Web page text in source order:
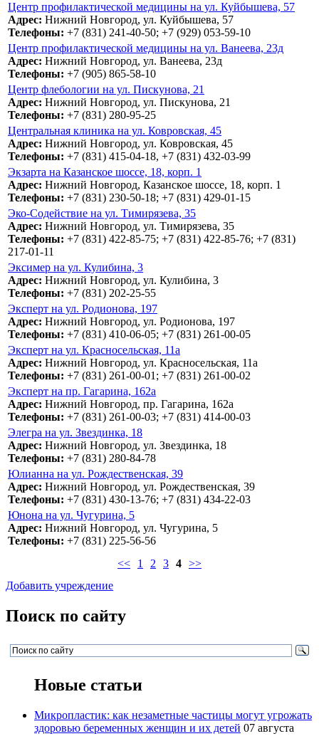
Центр профилактической медицины на ул. Куйбышева, 57
Адрес: Нижний Новгород, ул. Куйбышева, 57
Телефоны: +7 (831) 241-40-50; +7 (929) 053-59-10
Центр профилактической медицины на ул. Ванеева, 23д
Адрес: Нижний Новгород, ул. Ванеева, 23д
Телефоны: +7 (905) 865-58-10
Центр флебологии на ул. Пискунова, 21
Адрес: Нижний Новгород, ул. Пискунова, 21
Телефоны: +7 (831) 280-95-25
Центральная клиника на ул. Ковровская, 45
Адрес: Нижний Новгород, ул. Ковровская, 45
Телефоны: +7 (831) 415-04-18, +7 (831) 432-03-99
Экзарта на Казанское шоссе, 18, корп. 1
Адрес: Нижний Новгород, Казанское шоссе, 18, корп. 1
Телефоны: +7 (831) 230-50-18; +7 (831) 429-01-15
Эко-Содействие на ул. Тимирязева, 35
Адрес: Нижний Новгород, ул. Тимирязева, 35
Телефоны: +7 (831) 422-85-75; +7 (831) 422-85-76; +7 (831)
217-01-11
Эксимер на ул. Кулибина, 3
Адрес: Нижний Новгород, ул. Кулибина, 3
Телефоны: +7 (831) 202-25-55
Эксперт на ул. Родионова, 197
Адрес: Нижний Новгород, ул. Родионова, 197
Телефоны: +7 (831) 410-06-05; +7 (831) 261-00-05
Эксперт на ул. Красносельская, 11а
Адрес: Нижний Новгород, ул. Красносельская, 11а
Телефоны: +7 (831) 261-00-01; +7 (831) 261-00-02
Эксперт на пр. Гагарина, 162а
Адрес: Нижний Новгород, пр. Гагарина, 162а
Телефоны: +7 (831) 261-00-03; +7 (831) 414-00-03
Элегра на ул. Звездинка, 18
Адрес: Нижний Новгород, ул. Звездинка, 18
Телефоны: +7 (831) 280-84-78
Юлианна на ул. Рождественская, 39
Адрес: Нижний Новгород, ул. Рождественская, 39
Телефоны: +7 (831) 430-13-76; +7 (831) 434-22-03
Юнона на ул. Чугурина, 5
Адрес: Нижний Новгород, ул. Чугурина, 5
Телефоны: +7 (831) 225-56-56
<<
1 2 3 4 >>
Добавить учреждение
Поиск по сайту
Новые статьи
Микропластик: как незаметные частицы могут угрожать
здоровью беременных женщин и их детей 07 августа